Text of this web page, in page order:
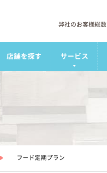
弊社のお客様総数
店舗を探す サービス
フード定期プラン